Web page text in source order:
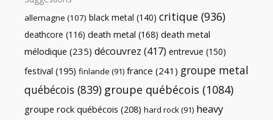
allemagne (107) black metal (140) critique (936)
deathcore (116) death metal (168) death metal
mélodique (235) découvrez (417) entrevue (150)
festival (195) finlande (91) france (241) groupe metal
québécois (839) groupe québécois (1084)
groupe rock québécois (208) hard rock(91) heavy